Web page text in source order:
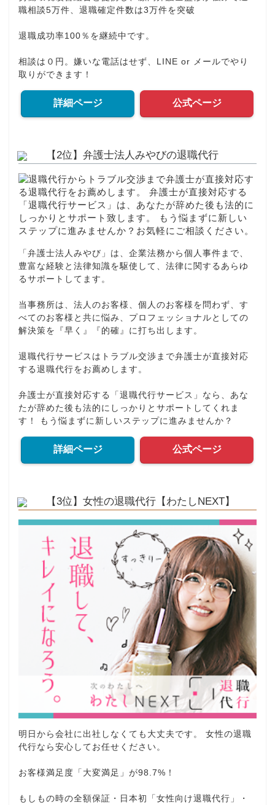
職相談5万件、退職確定件数は3万件を突破
退職成功率100％を継続中です。
相談は０円。嫌いな電話はせず、LINE or メールでやり
取りができます！
詳細ページ 公式ページ
【2位】弁護士法人みやびの退職代行
「弁護士法人みやび」は、企業法務から個人事件まで、
豊富な経験と法律知識を駆使して、法律に関するあらゆ
るサポートしてます。
当事務所は、法人のお客様、個人のお客様を問わず、す
べてのお客様と共に悩み、プロフェッショナルとしての
解決策を『早く』『的確』に打ち出します。
退職代行サービスはトラブル交渉まで弁護士が直接対応
する退職代行をお薦めします。
弁護士が直接対応する「退職代行サービス」なら、あな
たが辞めた後も法的にしっかりとサポートしてくれま
す！ もう悩まずに新しいステップに進みませんか？
詳細ページ 公式ページ
【3位】女性の退職代行【わたしNEXT】
明日から会社に出社しなくても大丈夫です。 女性の退職
代行なら安心してお任せください。
お客様満足度「大変満足」が98.7%！
もしもの時の全額保証・日本初「女性向け退職代行」・